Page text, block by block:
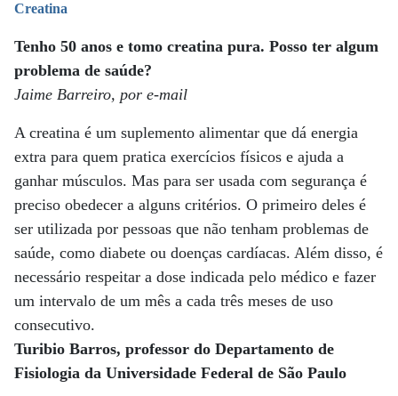
Creatina
Tenho 50 anos e tomo creatina pura. Posso ter algum
problema de saúde?
Jaime Barreiro, por e-mail
A creatina é um suplemento alimentar que dá energia
extra para quem pratica exercícios físicos e ajuda a
ganhar músculos. Mas para ser usada com segurança é
preciso obedecer a alguns critérios. O primeiro deles é
ser utilizada por pessoas que não tenham problemas de
saúde, como diabete ou doenças cardíacas. Além disso, é
necessário respeitar a dose indicada pelo médico e fazer
um intervalo de um mês a cada três meses de uso
consecutivo.
Turibio Barros, professor do Departamento de
Fisiologia da Universidade Federal de São Paulo